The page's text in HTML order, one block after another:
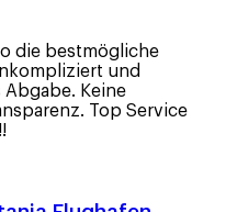
die bestmögliche
und
Keine
Top Service